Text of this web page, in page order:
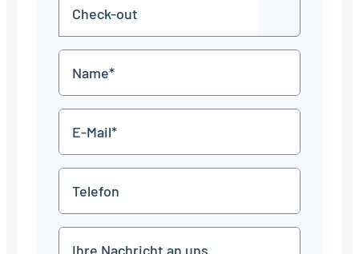
JJJJ
TT
Punkt
MM
JJJJ
Mail
*